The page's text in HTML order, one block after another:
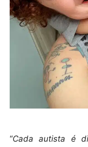
“Cada autista é